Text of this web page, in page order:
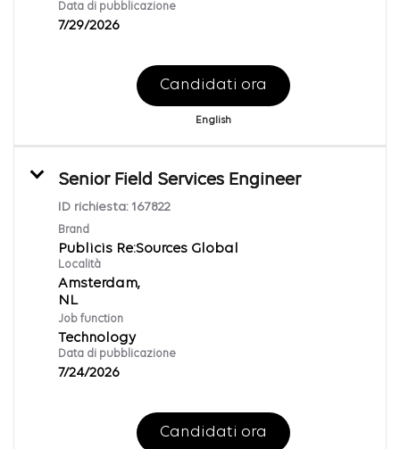
Data di pubblicazione
7/29/2026
Candidati ora
English
Senior Field Services Engineer
ID richiesta: 167822
Brand
Publicis Re:Sources Global
Località
Amsterdam,
Job function
Technology
Data di pubblicazione
7/24/2026
Candidati ora